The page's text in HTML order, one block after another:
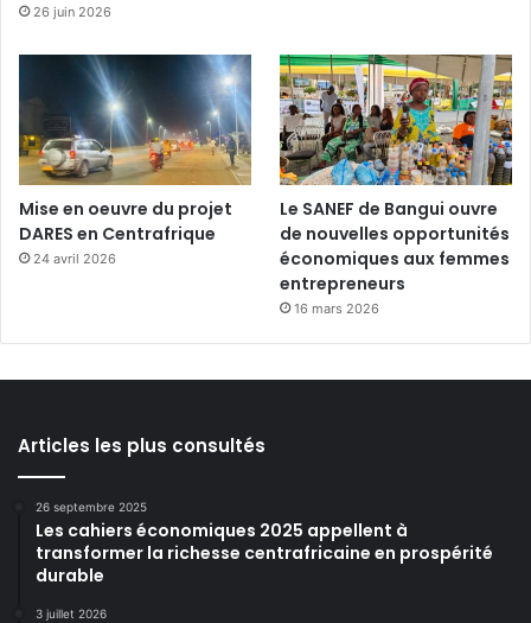
26 juin 2026
Mise en oeuvre du projet
DARES en Centrafrique
24 avril 2026
Le SANEF de Bangui ouvre
de nouvelles opportunités
économiques aux femmes
entrepreneurs
16 mars 2026
Articles les plus consultés
26 septembre 2025
Les cahiers économiques 2025 appellent à
transformer la richesse centrafricaine en prospérité
durable
3 juillet 2026